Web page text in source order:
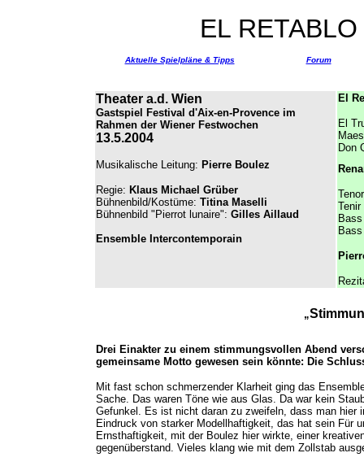
EL
Aktuelle Spielpläne & Tipps Forum
Theater a.d. Wien
Gastspiel Festival d'Aix-en-Provence im
Rahmen der Wiener Festwochen
13.5.2004
Musikalische Leitung: Pierre Boulez
Regie: Klaus Michael Grüber
Bühnenbild/Kostüme: Titina Maselli
Bühnenbild "Pierrot lunaire": Gilles Aillaud
Ensemble Intercontemporain
El
El
Don
„
Drei Einakter zu einem stimmungsvollen Abend
gemeinsame Motto gewesen sein könnte: Die
Mit fast schon schmerzender Klarheit ging das
Sache. Das waren Töne wie aus Glas. Da war kein
Gefunkel. Es ist nicht daran zu zweifeln, dass man hier
Eindruck von starker Modellhaftigkeit, das hat sein Für
Ernsthaftigkeit, mit der Boulez hier wirkte, einer
gegenüberstand. Vieles klang wie mit dem Zollstab